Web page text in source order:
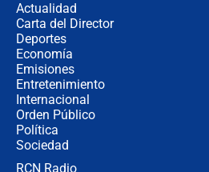
Actualidad
Carta del Director
Deportes
Economía
Emisiones
Entretenimiento
Internacional
Orden Público
Política
Sociedad
RCN Radio